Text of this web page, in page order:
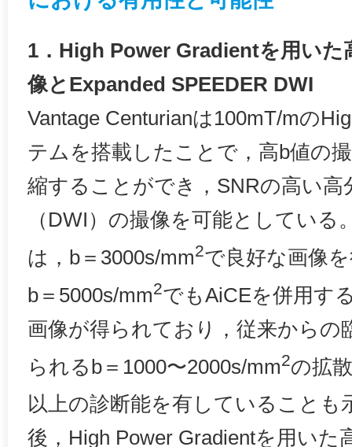
1．High Power Gradientを用いた
像とExpanded SPEEDER DWI
Vantage Centurianは100mT/mの
テムを搭載したことで，高b値の
縮することができ，SNRの高い高
（DWI）の撮像を可能としてい
は，b＝3000s/mm2で良好な画像
b＝5000s/mm2でもAiCEを併用す
画像が得られており，従来からの
られるb＝1000〜2000s/mm2の拡
以上の診断能を有していることも
後，High Power Gradientを用いた